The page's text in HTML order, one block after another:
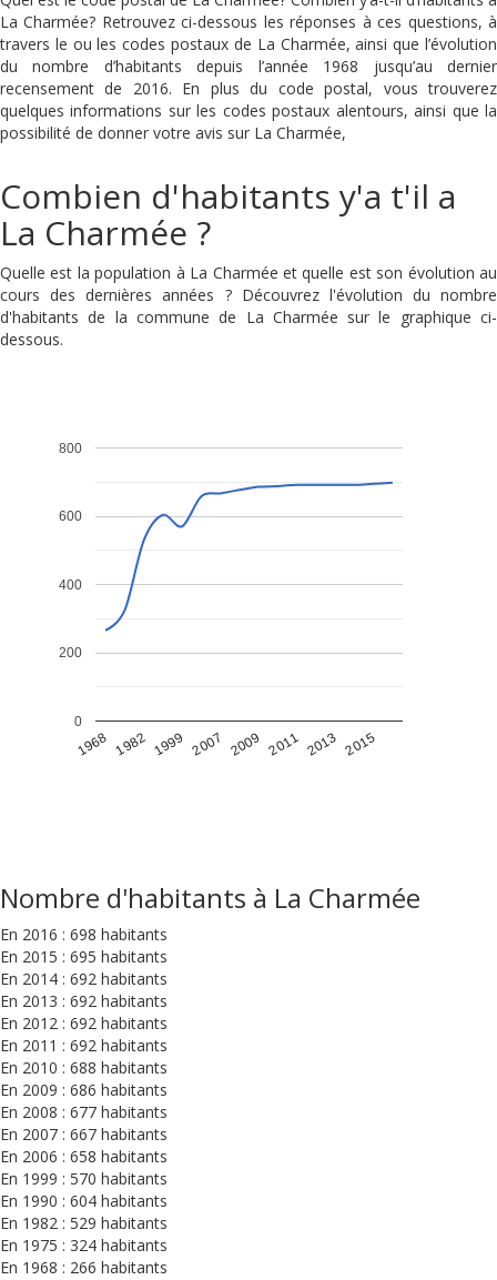
La Charmée? Retrouvez ci-dessous les réponses à ces questions, à
travers le ou les codes postaux de La Charmée, ainsi que l’évolution
du nombre d’habitants depuis l’année 1968 jusqu’au dernier
recensement de 2016. En plus du code postal, vous trouverez
quelques informations sur les codes postaux alentours, ainsi que la
possibilité de donner votre avis sur La Charmée,
Combien d'habitants y'a t'il a
La Charmée ?
Quelle est la population à La Charmée et quelle est son évolution au
cours des dernières années ? Découvrez l'évolution du nombre
d'habitants de la commune de La Charmée sur le graphique ci-
dessous.
1968 1982 1999 2007 2009 2011 2013 2015
0
200
400
600
800
Nombre d'habitants à La Charmée
En 2016 : 698 habitants
En 2015 : 695 habitants
En 2014 : 692 habitants
En 2013 : 692 habitants
En 2012 : 692 habitants
En 2011 : 692 habitants
En 2010 : 688 habitants
En 2009 : 686 habitants
En 2008 : 677 habitants
En 2007 : 667 habitants
En 2006 : 658 habitants
En 1999 : 570 habitants
En 1990 : 604 habitants
En 1982 : 529 habitants
En 1975 : 324 habitants
En 1968 : 266 habitants